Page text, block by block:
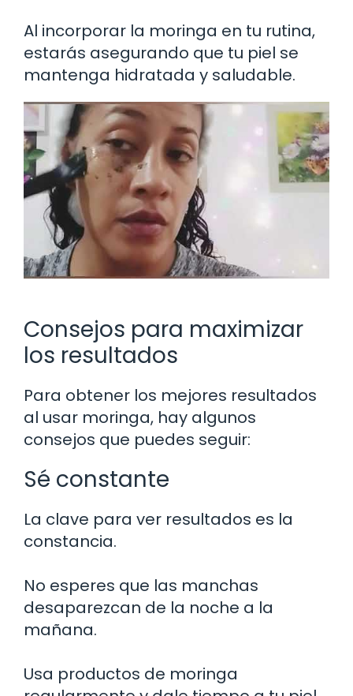
Al incorporar la moringa en tu rutina,
estarás asegurando que tu piel se
mantenga hidratada y saludable.
Consejos para maximizar
los resultados
Para obtener los mejores resultados
al usar moringa, hay algunos
consejos que puedes seguir:
Sé constante
La clave para ver resultados es la
constancia.
No esperes que las manchas
desaparezcan de la noche a la
mañana.
Usa productos de moringa